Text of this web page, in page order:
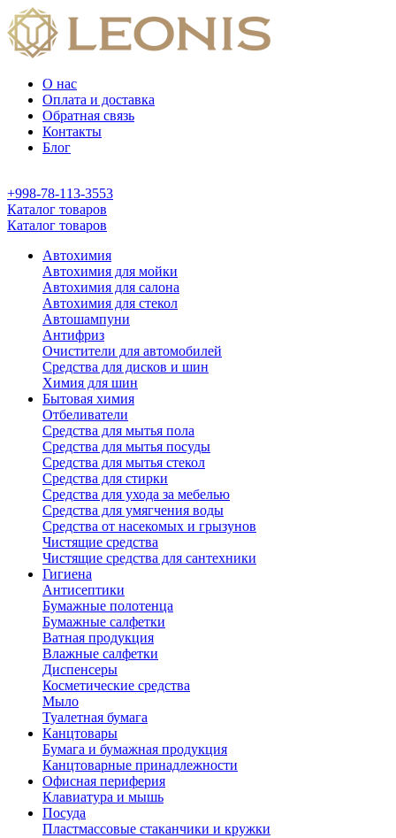
О нас
Оплата и доставка
Обратная связь
Контакты
Блог
+998-78-113-3553
Каталог товаров
Каталог товаров
Автохимия
Автохимия для мойки
Автохимия для салона
Автохимия для стекол
Автошампуни
Антифриз
Очистители для автомобилей
Средства для дисков и шин
Химия для шин
Бытовая химия
Отбеливатели
Средства для мытья пола
Средства для мытья посуды
Средства для мытья стекол
Средства для стирки
Средства для ухода за мебелью
Средства для умягчения воды
Средства от насекомых и грызунов
Чистящие средства
Чистящие средства для сантехники
Гигиена
Антисептики
Бумажные полотенца
Бумажные салфетки
Ватная продукция
Влажные салфетки
Диспенсеры
Косметические средства
Мыло
Туалетная бумага
Канцтовары
Бумага и бумажная продукция
Канцтоварные принадлежности
Офисная периферия
Клавиатура и мышь
Посуда
Пластмассовые стаканчики и кружки